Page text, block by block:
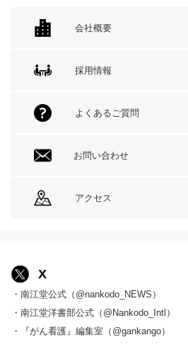
会社概要
採用情報
よくあるご質問
お問い合わせ
アクセス
X
・南江堂公式（@nankodo_NEWS）
・南江堂洋書部公式（@Nankodo_Intl）
・『がん看護』編集室（@gankango）